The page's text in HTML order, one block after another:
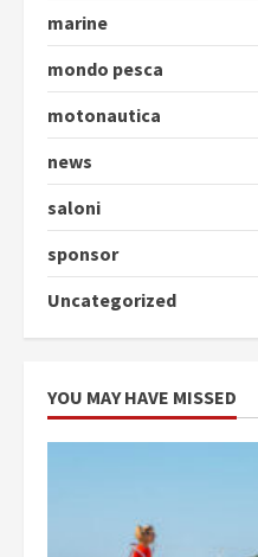
marine
mondo pesca
motonautica
news
saloni
sponsor
Uncategorized
YOU MAY HAVE MISSED